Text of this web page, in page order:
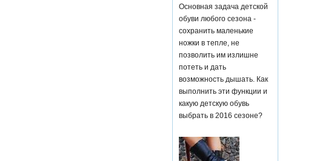
Основная задача детской
обуви любого сезона -
сохранить маленькие
ножки в тепле, не
позволить им излишне
потеть и дать
возможность дышать. Как
выполнить эти функции и
какую детскую обувь
выбрать в 2016 сезоне?